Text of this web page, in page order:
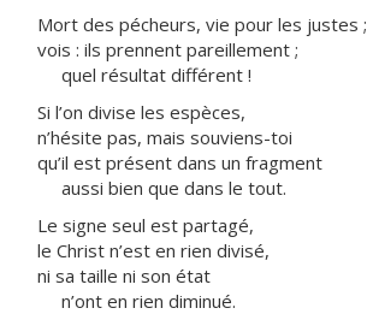
Mort des pécheurs, vie pour les justes ;
vois : ils prennent pareillement ;
quel résultat différent !
Si l’on divise les espèces,
n’hésite pas, mais souviens-toi
qu’il est présent dans un fragment
aussi bien que dans le tout.
Le signe seul est partagé,
le Christ n’est en rien divisé,
ni sa taille ni son état
n’ont en rien diminué.